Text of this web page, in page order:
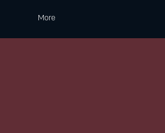
More